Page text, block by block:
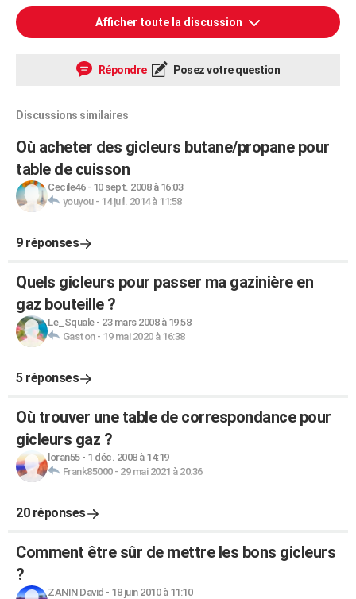
Afficher toute la discussion
Répondre Posez votre question
Discussions similaires
Où acheter des gicleurs butane/propane pour
table de cuisson
Cecile46- 10 sept. 2008 à 16:03
youyou- 14 juil. 2014 à 11:58
9 réponses
Quels gicleurs pour passer ma gazinière en
gaz bouteille ?
Le_Squale- 23 mars 2008 à 19:58
Gaston- 19 mai 2020 à 16:38
5 réponses
Où trouver une table de correspondance pour
gicleurs gaz ?
loran55- 1 déc. 2008 à 14:19
Frank85000- 29 mai 2021 à 20:36
20 réponses
Comment être sûr de mettre les bons gicleurs
?
ZANIN David - 18 juin 2010 à 11:10